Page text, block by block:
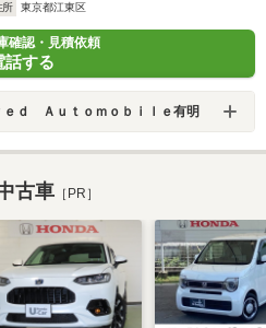
所
東京都江東区
確認・見積依頼
話する
ｄ Ａｕｔｏｍｏｂｉｌｅ有明
古車 ［PR］